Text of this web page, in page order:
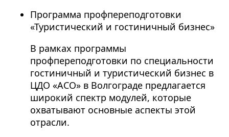
Программа профпереподготовки
«Туристический и гостиничный бизнес»
В рамках программы
профпереподготовки по специальности
гостиничный и туристический бизнес в
ЦДО «АСО» в Волгограде предлагается
широкий спектр модулей, которые
охватывают основные аспекты этой
отрасли.